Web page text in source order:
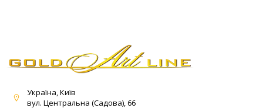
Україна, Київ
вул. Центральна (Садова), 66